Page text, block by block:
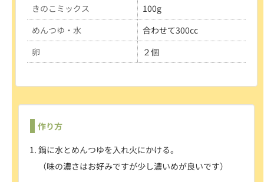
きのこ ミックス
100g
めんつゆ ・水
合わせて300cc
卵
２個
作り方
鍋に水とめんつゆを入れ火にかける。
（味の濃さはお好みですが少し濃いめが良いです）